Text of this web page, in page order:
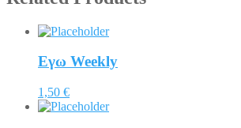
Eγω Weekly
1,50 €